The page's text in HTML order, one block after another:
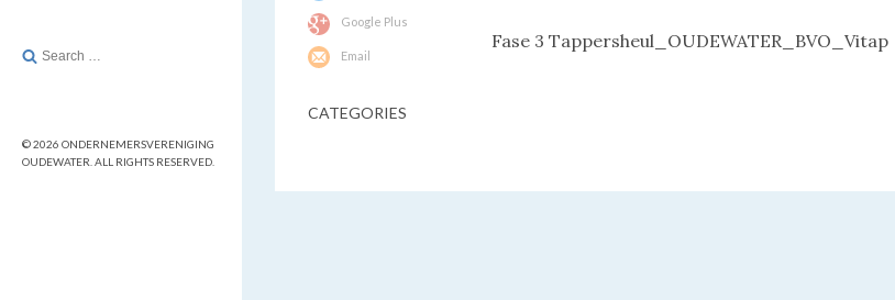
Search
© 2026 ONDERNEMERSVERENIGING
OUDEWATER. ALL RIGHTS RESERVED.
Fase 3 Tappersheul_OUDEWATER_BVO_Vitap
Google Plus
Email
CATEGORIES